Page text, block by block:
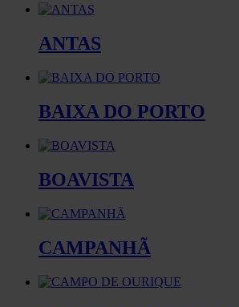
ANTAS
BAIXA DO PORTO
BOAVISTA
CAMPANHÃ